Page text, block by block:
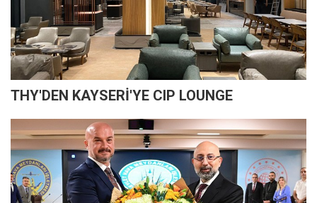
THY'DEN KAYSERİ'YE CIP LOUNGE